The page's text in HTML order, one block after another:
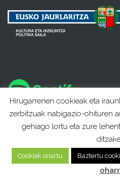
Hirugarrenen cookieak eta
zerbitzuak nabigazio-ohituren
gehiago lortu eta zure
Cookiak onartu Baztertu